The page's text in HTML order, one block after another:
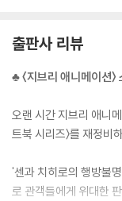
출판사 리뷰
♣ 〈지브리 애니메이션〉
오랜 시간 지브리 애니
트북 시리즈〉를 재정비
'센과 치히로의 행방불
로 관객들에게 위대한